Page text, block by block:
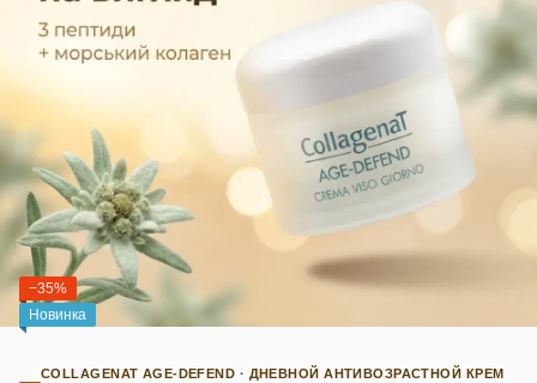
−35%
Новинка
COLLAGENAT AGE-DEFEND · ДНЕВНОЙ АНТИВОЗРАСТНОЙ КРЕМ